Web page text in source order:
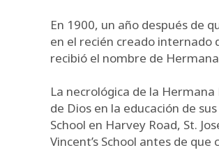
En 1900, un año después de
en el recién creado internado
recibió el nombre de
La necrológica de la
de Dios en la educación de
School en Harvey Road, St.
Vincent’s School antes de